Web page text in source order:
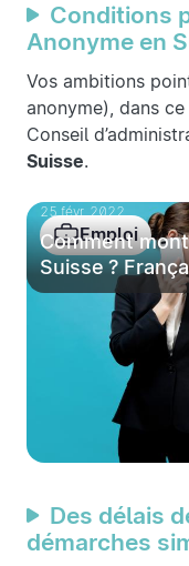
Conditions
Anonyme en
Vos ambitions
anonyme), dans
Conseil
Suisse.
Emploi
25 févr. 2022
Comment
Suisse ?
Des délais
démarches